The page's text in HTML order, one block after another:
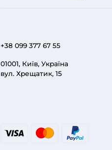
+38 099 377 67 55
01001, Київ, Україна
вул. Хрещатик, 15